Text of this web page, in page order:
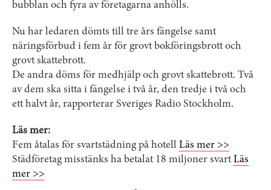
bubblan och fyra av företagarna anhölls.
Nu har ledaren dömts till tre års fängelse samt
näringsförbud i fem år för grovt bokföringsbrott och
grovt skattebrott.
De andra döms för medhjälp och grovt skattebrott. Två
av dem ska sitta i fängelse i två år, den tredje i två och
ett halvt år, rapporterar Sveriges Radio Stockholm.
Läs mer:
Fem åtalas för svartstädning på hotell Läs mer >>
Städföretag misstänks ha betalat 18 miljoner svart Läs
mer >>